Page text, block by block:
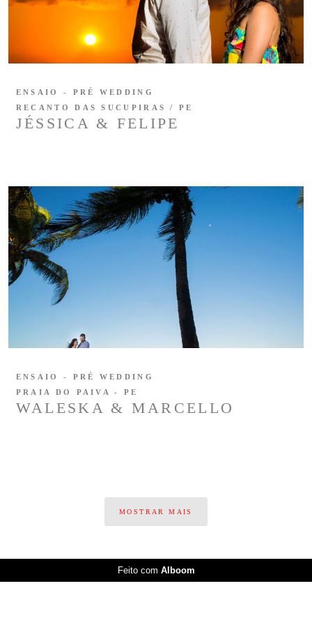
JÉSSICA & FELIPE
ENSAIO - PRÉ WEDDING
RECANTO DAS SUCUPIRAS / PE
WALESKA & MARCELLO
ENSAIO - PRÉ WEDDING
PRAIA DO PAIVA - PE
MOSTRAR MAIS
Feito com Alboom